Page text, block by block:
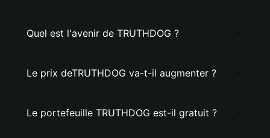
Quel est l'avenir de TRUTHDOG ?
Le prix deTRUTHDOG va-t-il augmenter ?
Le portefeuille TRUTHDOG est-il gratuit ?